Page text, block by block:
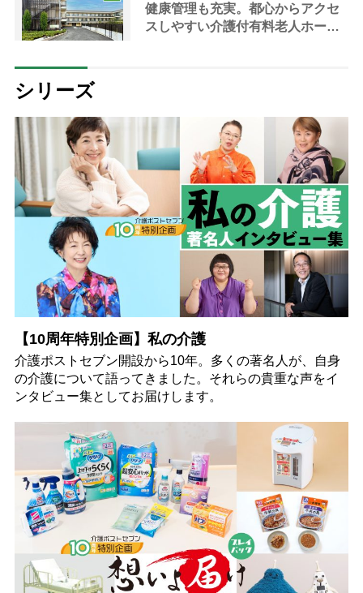
健康管理も充実。都心からアクセ
スしやすい介護付有料老人ホーム
シリーズ
【10周年特別企画】私の介護
介護ポストセブン開設から10年。多くの著名人が、自身
の介護について語ってきました。それらの貴重な声をイ
ンタビュー集としてお届けします。